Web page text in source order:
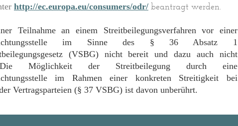
http://ec.europa.eu/consumers/odr/ beantragt werden.
Teilnahme an einem Streitbeilegungsverfahren vor einer
im Sinne des § 36 Absatz 1
(VSBG) nicht bereit und dazu auch nicht
Möglichkeit der Streitbeilegung durch eine
im Rahmen einer konkreten Streitigkeit bei
Vertragsparteien (§ 37 VSBG) ist davon unberührt.